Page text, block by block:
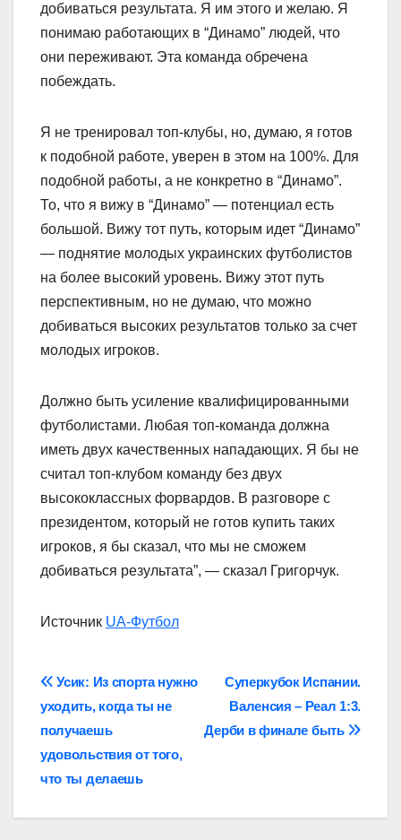
добиваться результата. Я им этого и желаю. Я
понимаю работающих в “Динамо” людей, что
они переживают. Эта команда обречена
побеждать.
Я не тренировал топ-клубы, но, думаю, я готов
к подобной работе, уверен в этом на 100%. Для
подобной работы, а не конкретно в “Динамо”.
То, что я вижу в “Динамо” — потенциал есть
большой. Вижу тот путь, которым идет “Динамо”
— поднятие молодых украинских футболистов
на более высокий уровень. Вижу этот путь
перспективным, но не думаю, что можно
добиваться высоких результатов только за счет
молодых игроков.
Должно быть усиление квалифицированными
футболистами. Любая топ-команда должна
иметь двух качественных нападающих. Я бы не
считал топ-клубом команду без двух
высококлассных форвардов. В разговоре с
президентом, который не готов купить таких
игроков, я бы сказал, что мы не сможем
добиваться результата”, — сказал Григорчук.
Источник UA-Футбол
Навігація
записів
Суперкубок Испании.
Валенсия – Реал 1:3.
Дерби в финале быть
Усик: Из спорта нужно
уходить, когда ты не
получаешь
удовольствия от того,
что ты делаешь